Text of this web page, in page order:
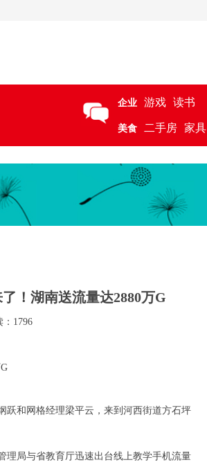
企业 游戏 读书
美食 二手房 家具
！湖南送流量达2880万G
：1796
跃和网格经理梁平云，来到河西街道方石坪
理局与省教育厅迅速出台线上教学手机流量